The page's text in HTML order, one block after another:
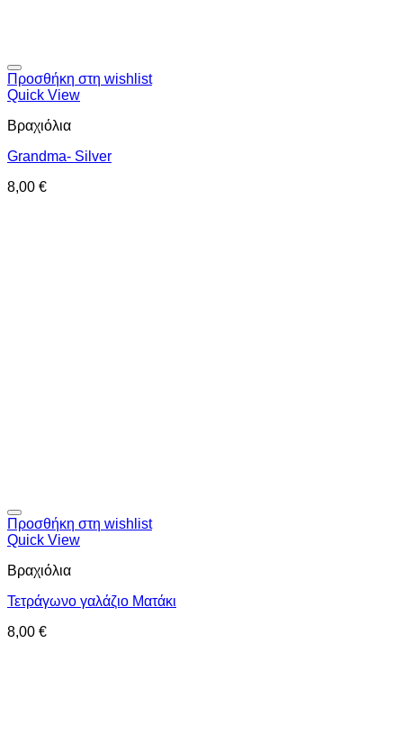
Προσθήκη στη wishlist
Quick View
Βραχιόλια
Grandma- Silver
8,00 €
Προσθήκη στη wishlist
Quick View
Βραχιόλια
Τετράγωνο γαλάζιο Ματάκι
8,00 €